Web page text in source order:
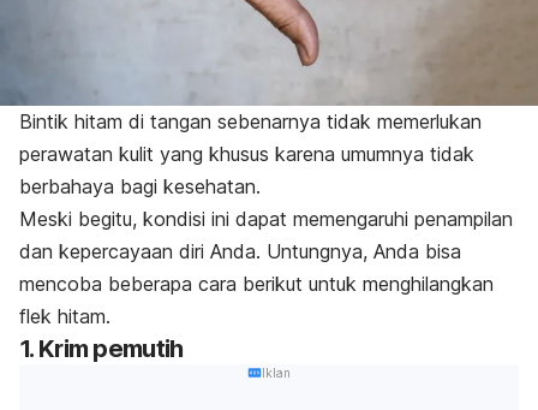
Bintik hitam di tangan sebenarnya tidak memerlukan
perawatan kulit yang khusus karena umumnya tidak
berbahaya bagi kesehatan.
Meski begitu, kondisi ini dapat memengaruhi penampilan
dan kepercayaan diri Anda. Untungnya, Anda bisa
mencoba beberapa cara berikut untuk menghilangkan
flek hitam.
1. Krim pemutih
Iklan